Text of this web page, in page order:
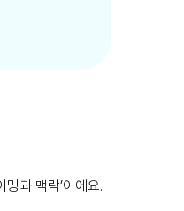
과 맥락’이에요.